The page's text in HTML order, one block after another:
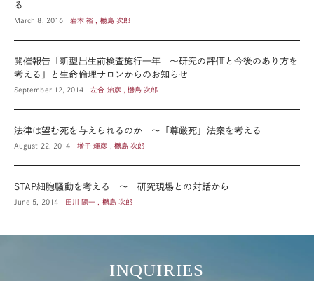
る
March 8, 2016 岩本 裕 , 橳島 次郎
開催報告「新型出生前検査施行一年 ～研究の評価と今後のあり方を
考える」と生命倫理サロンからのお知らせ
September 12, 2014 左合 治彦 , 橳島 次郎
法律は望む死を与えられるのか ～「尊厳死」法案を考える
August 22, 2014 増子 輝彦 , 橳島 次郎
STAP細胞騒動を考える ～ 研究現場との対話から
June 5, 2014 田川 陽一 , 橳島 次郎
INQUIRIES